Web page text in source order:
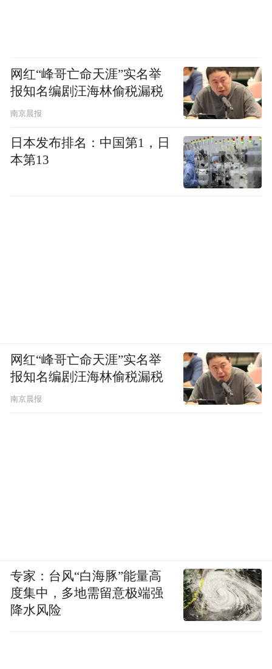
网红“峰哥亡命天涯”实名举
报知名编剧汪海林偷税漏税
南京晨报
日本发布排名：中国第1，日
本第13
网红“峰哥亡命天涯”实名举
报知名编剧汪海林偷税漏税
南京晨报
专家：台风“白海豚”能量高
度集中，多地需留意极端强
降水风险